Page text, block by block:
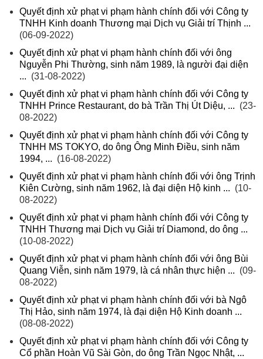
Quyết định xử phạt vi phạm hành chính đối với Công ty
TNHH Kinh doanh Thương mại Dịch vụ Giải trí Thịnh ...
(06-09-2022)
Quyết định xử phạt vi phạm hành chính đối với ông
Nguyễn Phi Thường, sinh năm 1989, là người đại diện
... (31-08-2022)
Quyết định xử phạt vi phạm hành chính đối với Công ty
TNHH Prince Restaurant, do bà Trần Thị Út Diệu, ... (23-
08-2022)
Quyết định xử phạt vi phạm hành chính đối với Công ty
TNHH MS TOKYO, do ông Ông Minh Điều, sinh năm
1994, ... (16-08-2022)
Quyết định xử phạt vi phạm hành chính đối với ông Trịnh
Kiên Cường, sinh năm 1962, là đại diện Hộ kinh ... (10-
08-2022)
Quyết định xử phạt vi phạm hành chính đối với Công ty
TNHH Thương mại Dịch vụ Giải trí Diamond, do ông ...
(10-08-2022)
Quyết định xử phạt vi phạm hành chính đối với ông Bùi
Quang Viễn, sinh năm 1979, là cá nhân thực hiện ... (09-
08-2022)
Quyết định xử phạt vi phạm hành chính đối với bà Ngô
Thị Hảo, sinh năm 1974, là đại diện Hộ Kinh doanh ...
(08-08-2022)
Quyết định xử phạt vi phạm hành chính đối với Công ty
Cổ phần Hoàn Vũ Sài Gòn, do ông Trần Ngọc Nhật, ...